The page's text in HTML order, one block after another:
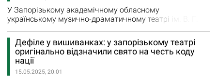
У Запорізькому академічному обласному
українському музично-драматичному театрі ім. В. Г.
комедії "П'ятниця 13" за п’єсою відомого сучасного
французького драматурга Жана-П'єра Мартінеса.
Перший показ відбувся, звісно, у п’ятницю, 13 червня.
«Крістель та Жером чекають гостей, але у них…
Дефіле у вишиванках: у запорізькому театрі
оригінально відзначили свято на честь коду
нації
15.05.2025, 20:01